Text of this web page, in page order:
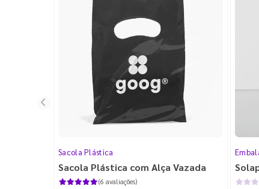
Sacola Plástica
Sacola Plástica com Alça Vazada
(6 avaliações)